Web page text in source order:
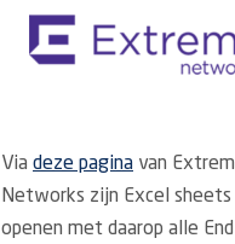
Via deze pagina van
Networks zijn Excel
openen met daarop alle